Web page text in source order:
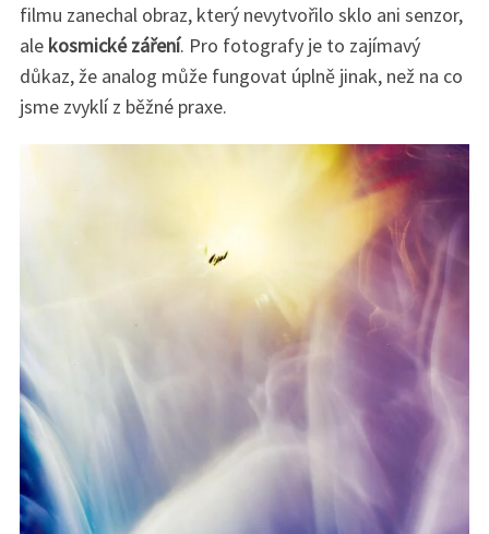
filmu zanechal obraz, který nevytvořilo sklo ani senzor,
ale kosmické záření. Pro fotografy je to zajímavý
důkaz, že analog může fungovat úplně jinak, než na co
jsme zvyklí z běžné praxe.